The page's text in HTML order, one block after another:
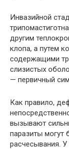
Инвазийной
другим
клопа, а путем
содержащими
слизистых
— первичный
Как правило,
вызывают
паразиты могут
расчесывания.